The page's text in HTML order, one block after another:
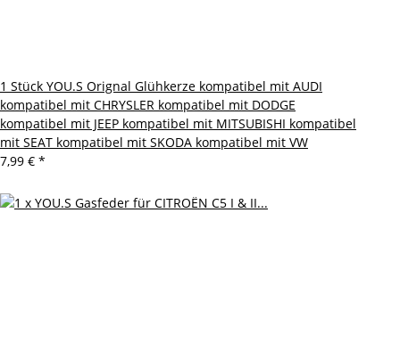
1 Stück YOU.S Orignal Glühkerze kompatibel mit AUDI
kompatibel mit CHRYSLER kompatibel mit DODGE
kompatibel mit JEEP kompatibel mit MITSUBISHI kompatibel
mit SEAT kompatibel mit SKODA kompatibel mit VW
7,99 € *